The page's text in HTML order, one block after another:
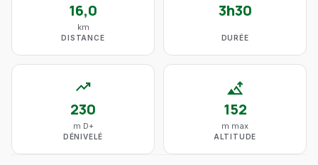
16,0
km
DISTANCE
3h30
DURÉE
trending_up
230
m D+
DÉNIVELÉ
altitude
152
m max
ALTITUDE